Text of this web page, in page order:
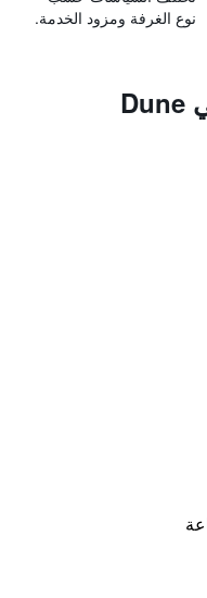
نوع الغرفة ومزود الخدمة.
المزايا ووسائل الراحة في Dune